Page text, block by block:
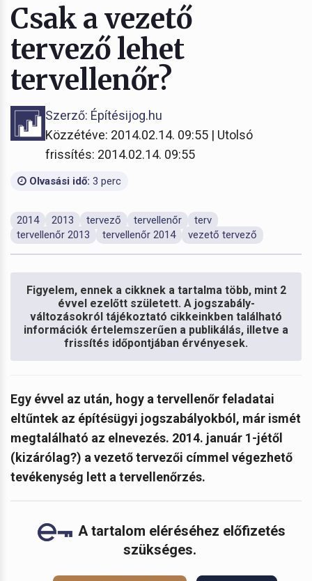
Csak a vezető
tervező lehet
tervellenőr?
Szerző: Építésijog.hu
Közzétéve: 2014.02.14. 09:55 | Utolsó
frissítés: 2014.02.14. 09:55
Olvasási idő: 3 perc
2014 2013 tervező tervellenőr
terv
tervellenőr 2013
tervellenőr 2014 vezető tervező
Figyelem, ennek a cikknek a tartalma több, mint 2
évvel ezelőtt született. A jogszabály-
változásokról tájékoztató cikkeinkben található
információk értelemszerűen a publikálás, illetve a
frissítés időpontjában érvényesek.
Egy évvel az után, hogy a tervellenőr feladatai
eltűntek az építésügyi jogszabályokból, már ismét
megtalálható az elnevezés. 2014. január 1-jétől
(kizárólag?) a vezető tervezői címmel végezhető
tevékenység lett a tervellenőrzés.
A tartalom eléréséhez előfizetés
szükséges.